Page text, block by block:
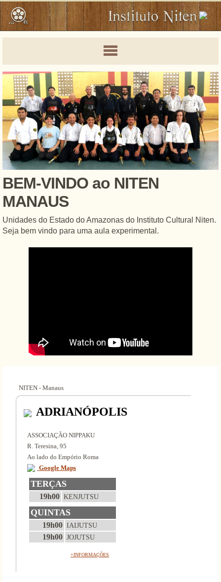
BEM-VINDO ao NITEN
MANAUS
Unidades do Estado do Amazonas do Instituto Cultural Niten.
Seja bem vindo para uma aula experimental.
NITEN - Manaus
ADRIANÓPOLIS
ASSOCIAÇÃO NIPPAKU
R. Teresina, 95
Ao lado do Empório Roma
Google Maps
TERÇAS
19h00 KENJUTSU
QUINTAS
19h00 IAIJUTSU
19h00 JOJUTSU
+INFORMAÇÕES